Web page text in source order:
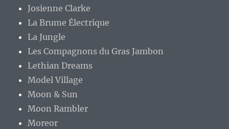
Josienne Clarke
La Brume Électrique
La Jungle
Les Compagnons du Gras Jambon
Lethian Dreams
Model Village
Moon & Sun
Moon Rambler
Moreor